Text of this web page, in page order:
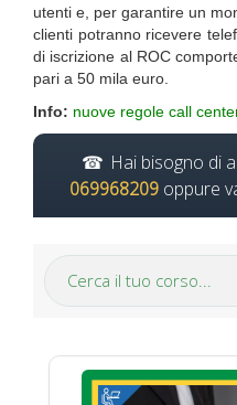
utenti e, per garantire un
clienti potranno ricevere
di iscrizione al ROC
pari a 50 mila euro.
Info: nuove regole call
Hai bisogno di
069968209 oppure